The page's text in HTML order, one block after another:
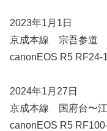
2023年1月1日
京成本線 宗吾参道
canonEOS R5 RF24-
2024年1月27日
京成本線 国府台〜江
canonEOS R5